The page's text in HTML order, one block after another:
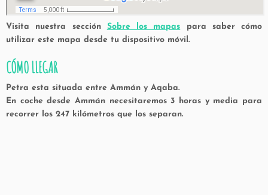
Visita nuestra sección Sobre los mapas para saber cómo
utilizar este mapa desde tu dispositivo móvil.
CÓMO LLEGAR
Petra esta situada entre Ammán y Aqaba.
En coche desde Ammán necesitaremos 3 horas y media para
recorrer los 247 kilómetros que los separan.